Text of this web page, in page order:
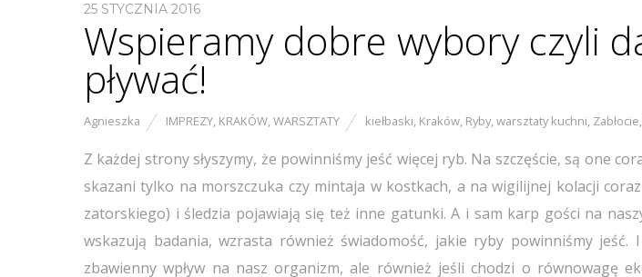
25 STYCZNIA 2016
Wspieramy dobre wybory czyli
pływać!
Agnieszka IMPREZY, KRAKÓW,WARSZTATY kiełbaski, Kraków, Ryby,warsztaty kuchni, Zabłocie,
Z każdej strony słyszymy, że powinniśmy jeść więcej ryb. Na szczęście, są one
skazani tylko na morszczuka czy mintaja w kostkach, a na wigilijnej kolacji
zatorskiego) i śledzia pojawiają się też inne gatunki. A i sam karp gości na
wskazują badania, wzrasta również świadomość, jakie ryby powinniśmy
zbawienny wpływ na nasz organizm, ale również jeśli chodzi o równowagę